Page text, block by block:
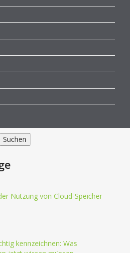
Nutzung von Cloud-Speicher
kennzeichnen: Was